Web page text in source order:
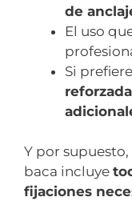
de
El uso
Si
Y por
baca incluye
fijaciones